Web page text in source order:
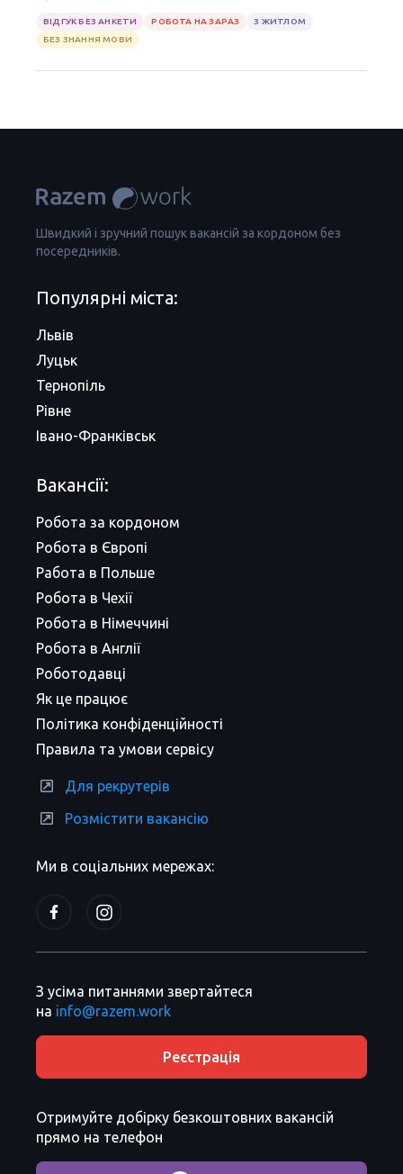
ВІДГУК БЕЗ АНКЕТИ РОБОТА НА ЗАРАЗ
З ЖИТЛОМ
БЕЗ ЗНАННЯ МОВИ
Швидкий і зручний пошук вакансій за кордоном без
посередників.
Ми в соціальних мережах:
Популярні міста:
Львів
Луцьк
Тернопіль
Рівне
Івано-Франківськ
Вакансії:
Робота за кордоном
Робота в Європі
Работа в Польше
Робота в Чехії
Робота в Німеччині
Робота в Англії
Роботодавці
Як це працює
Політика конфіденційності
Правила та умови сервісу
Для рекрутерів
Розмістити вакансію
З усіма питаннями звертайтеся
на info@razem.work
Реєстрація
Отримуйте добірку безкоштовних вакансій
прямо на телефон